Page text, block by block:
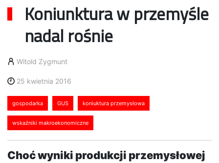
Koniunktura w przemyśle
nadal rośnie
Witold Zygmunt
25 kwietnia 2016
gospodarka GUS koniuktura przemysłowa
wskaźniki makroekonomiczne
Choć wyniki produkcji przemysłowej